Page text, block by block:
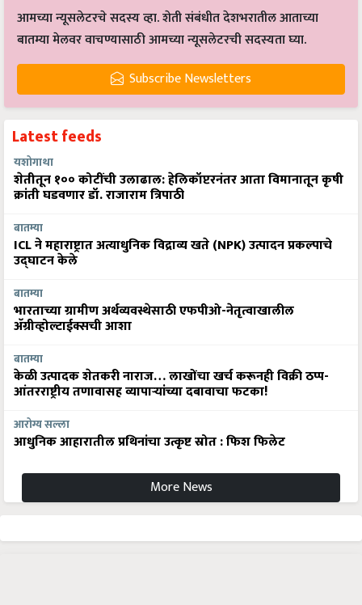
आमच्या न्यूसलेटरचे सदस्य व्हा. शेती संबंधीत देशभरातील आताच्या
बातम्या मेलवर वाचण्यासाठी आमच्या न्यूसलेटरची सदस्यता घ्या.
Subscribe Newsletters
Latest feeds
यशोगाथा
शेतीतून १०० कोटींची उलाढाल: हेलिकॉप्टरनंतर आता विमानातून कृषी
क्रांती घडवणार डॉ. राजाराम त्रिपाठी
बातम्या
ICL ने महाराष्ट्रात अत्याधुनिक विद्राव्य खते (NPK) उत्पादन प्रकल्पाचे
उद्घाटन केले
बातम्या
भारताच्या ग्रामीण अर्थव्यवस्थेसाठी एफपीओ-नेतृत्वाखालील
अ‍ॅग्रीव्होल्टाईक्सची आशा
बातम्या
केळी उत्पादक शेतकरी नाराज… लाखोंचा खर्च करूनही विक्री ठप्प-
आंतरराष्ट्रीय तणावासह व्यापाऱ्यांच्या दबावाचा फटका!
आरोग्य सल्ला
आधुनिक आहारातील प्रथिनांचा उत्कृष्ट स्रोत : फिश फिलेट
More News